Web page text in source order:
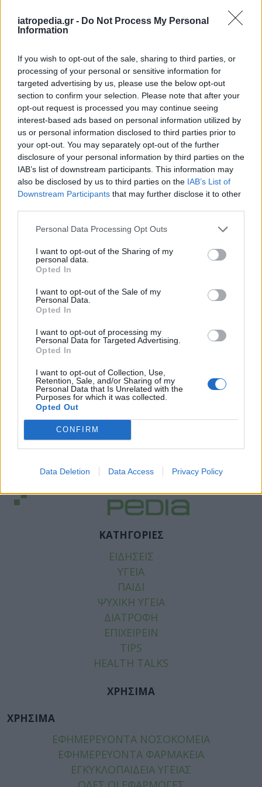
iatropedia.gr - Do Not Process My Personal
Information
If you wish to opt-out of the sale, sharing to third parties, or
processing of your personal or sensitive information for
targeted advertising by us, please use the below opt-out
section to confirm your selection. Please note that after your
opt-out request is processed you may continue seeing
interest-based ads based on personal information utilized by
us or personal information disclosed to third parties prior to
your opt-out. You may separately opt-out of the further
disclosure of your personal information by third parties on the
IAB’s list of downstream participants. This information may
also be disclosed by us to third parties on the IAB’s List of
Downstream Participants that may further disclose it to other
Personal Data Processing Opt Outs
I want to opt-out of the Sharing of my
personal data.
Opted In
I want to opt-out of the Sale of my
Personal Data.
Opted In
I want to opt-out of processing my
Personal Data for Targeted Advertising.
Opted In
I want to opt-out of Collection, Use,
Retention, Sale, and/or Sharing of my
Personal Data that Is Unrelated with the
Purposes for which it was collected.
Opted Out
CONFIRM
Data Deletion Data Access Privacy Policy
ΚΑΤΗΓΟΡΙΕΣ
ΕΙΔΗΣΕΙΣ
ΥΓΕΙΑ
ΠΑΙΔΙ
ΨΥΧΙΚΗ ΥΓΕΙΑ
ΔΙΑΤΡΟΦΗ
ΕΠΙΧΕΙΡΕΙΝ
TIPS
HEALTH TALKS
ΧΡΗΣΙΜΑ
ΧΡΗΣΙΜΑ
ΕΦΗΜΕΡΕΥΟΝΤΑ ΝΟΣΟΚΟΜΕΙΑ
ΕΦΗΜΕΡΕΥΟΝΤΑ ΦΑΡΜΑΚΕΙΑ
ΕΓΚΥΚΛΟΠΑΙΔΕΙΑ ΥΓΕΙΑΣ